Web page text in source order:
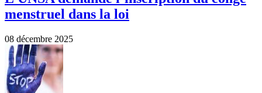
menstruel dans la loi
08 décembre 2025